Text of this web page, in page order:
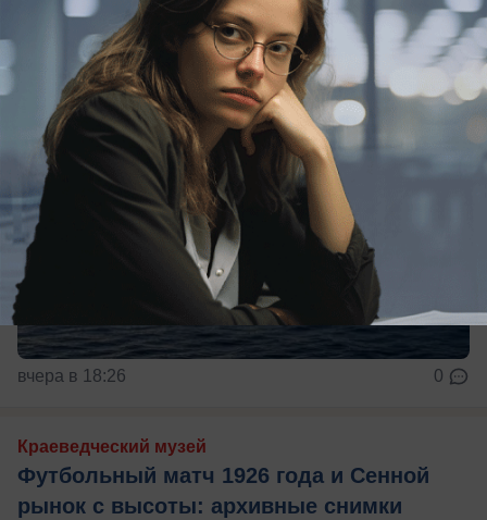
вчера в 18:26 0
Краеведческий музей
Футбольный матч 1926 года и Сенной
рынок с высоты: архивные снимки